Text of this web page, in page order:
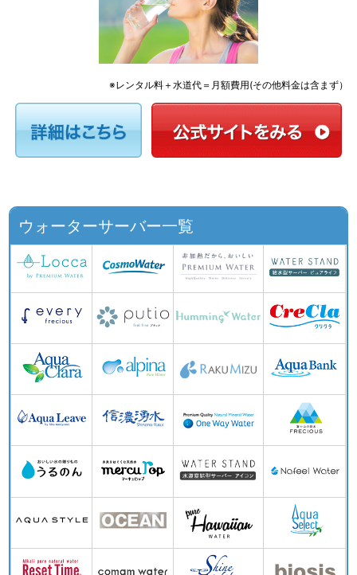
※レンタル料＋水道代＝月額費用(その他料金は含まず）
ウォーターサーバー一覧